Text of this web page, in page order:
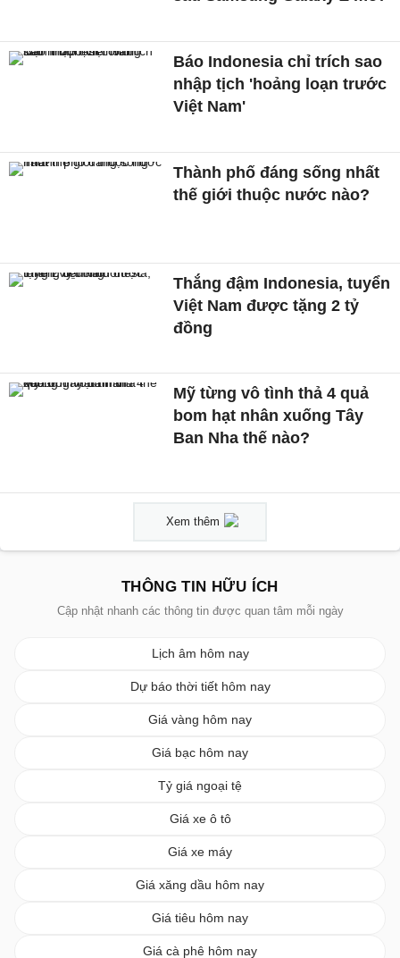
Báo Indonesia chỉ trích sao
nhập tịch 'hoảng loạn trước
Việt Nam'
Thành phố đáng sống nhất
thế giới thuộc nước nào?
Thắng đậm Indonesia, tuyển
Việt Nam được tặng 2 tỷ
đồng
Mỹ từng vô tình thả 4 quả
bom hạt nhân xuống Tây
Ban Nha thế nào?
Xem thêm
THÔNG TIN HỮU ÍCH
Cập nhật nhanh các thông tin được quan tâm mỗi ngày
Lịch âm hôm nay
Dự báo thời tiết hôm nay
Giá vàng hôm nay
Giá bạc hôm nay
Tỷ giá ngoại tệ
Giá xe ô tô
Giá xe máy
Giá xăng dầu hôm nay
Giá tiêu hôm nay
Giá cà phê hôm nay